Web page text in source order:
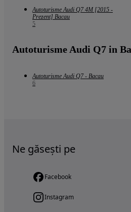
Autoturisme Audi Q7 4M [2015 -
Prezent] Bacau
5
Autoturisme Audi Q7 in
Autoturisme Audi Q7 - Bacau
6
Ne găsești pe
Facebook
Instagram